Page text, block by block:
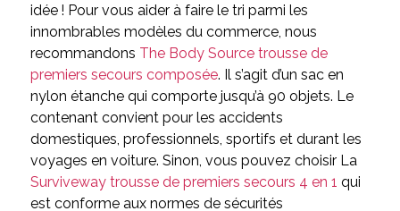
idée ! Pour vous aider à faire le tri parmi les
innombrables modèles du commerce, nous
recommandons The Body Source trousse de
premiers secours composée. Il s’agit d’un sac en
nylon étanche qui comporte jusqu’à 90 objets. Le
contenant convient pour les accidents
domestiques, professionnels, sportifs et durant les
voyages en voiture. Sinon, vous pouvez choisir La
Surviveway trousse de premiers secours 4 en 1 qui
est conforme aux normes de sécurités